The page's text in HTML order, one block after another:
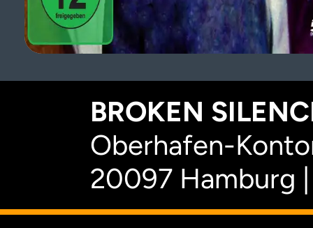
BROKEN
Oberhafen-
20097 Hamburg